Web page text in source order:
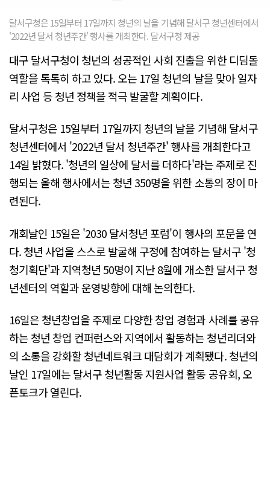
달서구청은 15일부터 17일까지 청년의 날을 기념해 달서구 청년센터에서
'2022년 달서 청년주간' 행사를 개최한다. 달서구청 제공
대구 달서구청이 청년의 성공적인 사회 진출을 위한 디딤돌
역할을 톡톡히 하고 있다. 오는 17일 청년의 날을 맞아 일자
리 사업 등 청년 정책을 적극 발굴할 계획이다.
달서구청은 15일부터 17일까지 청년의 날을 기념해 달서구
청년센터에서 '2022년 달서 청년주간' 행사를 개최한다고
14일 밝혔다. '청년의 일상에 달서를 더하다'라는 주제로 진
행되는 올해 행사에서는 청년 350명을 위한 소통의 장이 마
련된다.
개회날인 15일은 '2030 달서청년 포럼'이 행사의 포문을 연
다. 청년 사업을 스스로 발굴해 구정에 참여하는 달서구 '청
청기획단'과 지역청년 50명이 지난 8월에 개소한 달서구 청
년센터의 역할과 운영방향에 대해 논의한다.
16일은 청년창업을 주제로 다양한 창업 경험과 사례를 공유
하는 청년 창업 컨퍼런스와 지역에서 활동하는 청년리더와
의 소통을 강화할 청년네트워크 대담회가 계획됐다. 청년의
날인 17일에는 달서구 청년활동 지원사업 활동 공유회, 오
픈토크가 열린다.